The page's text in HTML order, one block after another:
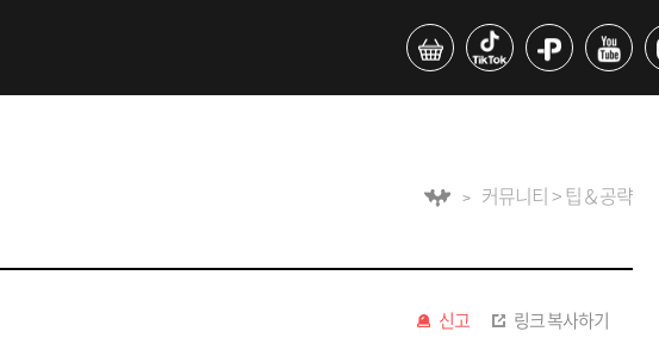
커뮤니티 > 팁＆공략
신고
링크 복사하기